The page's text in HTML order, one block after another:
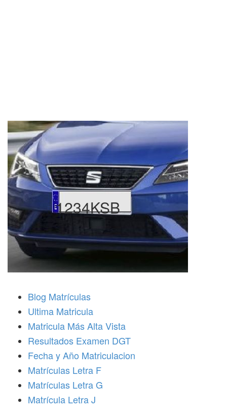
1234KSB
Blog Matrículas
Ultima Matricula
Matricula Más Alta Vista
Resultados Examen DGT
Fecha y Año Matriculacion
Matrículas Letra F
Matrículas Letra G
Matrícula Letra J